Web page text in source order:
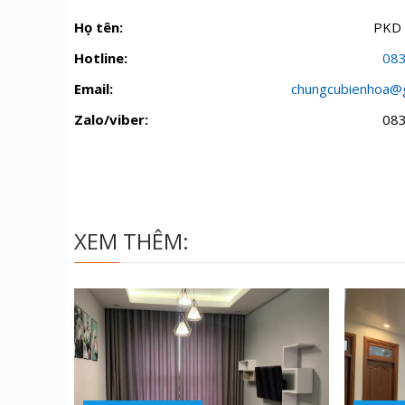
Họ tên:
Hotline:
Email:
Zalo/viber:
XEM THÊM: